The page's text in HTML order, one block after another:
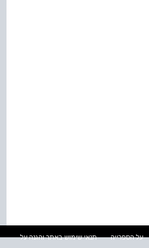
על הספרייה
תנאי שימוש באתר והגנה על